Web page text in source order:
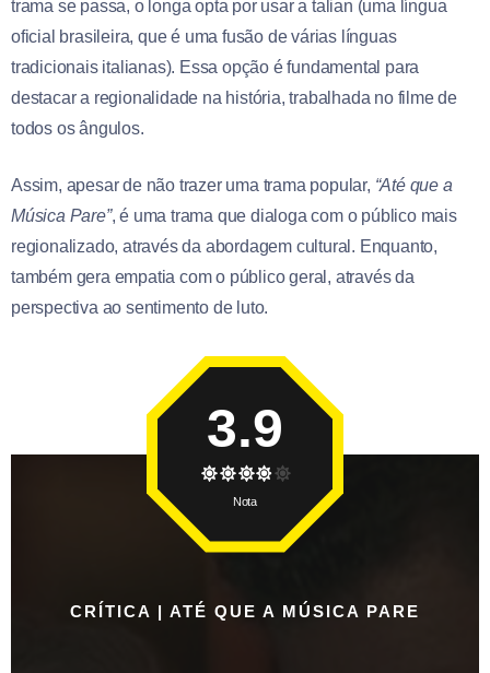
trama se passa, o longa opta por usar a talian (uma língua
oficial brasileira, que é uma fusão de várias línguas
tradicionais italianas). Essa opção é fundamental para
destacar a regionalidade na história, trabalhada no filme de
todos os ângulos.
Assim, apesar de não trazer uma trama popular, “Até que a
Música Pare”, é uma trama que dialoga com o público mais
regionalizado, através da abordagem cultural. Enquanto,
também gera empatia com o público geral, através da
perspectiva ao sentimento de luto.
CRÍTICA | ATÉ QUE A MÚSICA PARE
3.9
Nota